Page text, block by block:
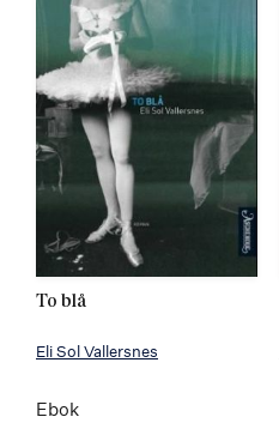
To blå
Eli Sol Vallersnes
Ebok